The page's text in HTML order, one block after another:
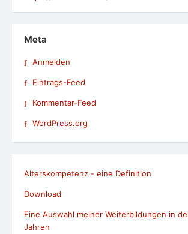
Meta
Anmelden
Eintrags-Feed
Kommentar-Feed
WordPress.org
Alterskompetenz - eine Definition
Download
Eine Auswahl meiner Weiterbildungen in
Jahren